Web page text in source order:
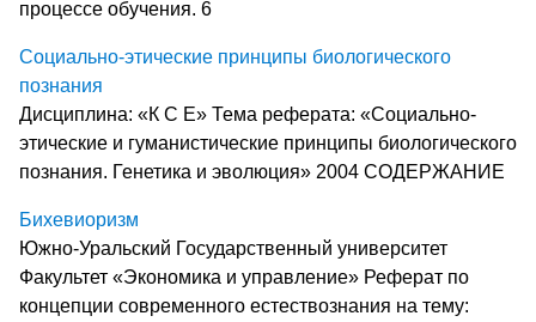
процессе обучения. 6
Социально-этические принципы биологического
познания
Дисциплина: «К С Е» Тема реферата: «Социально-
этические и гуманистические принципы биологического
познания. Генетика и эволюция» 2004 СОДЕРЖАНИЕ
Бихевиоризм
Южно-Уральский Государственный университет
Факультет «Экономика и управление» Реферат по
концепции современного естествознания на тему: